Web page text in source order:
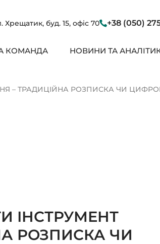
Хрещатик, буд. 15, офіс 70 +38 (050)
КОМАНДА НОВИНИ ТА
– ТРАДИЦІЙНА РОЗПИСКА ЧИ
ІНСТРУМЕНТ
РОЗПИСКА ЧИ